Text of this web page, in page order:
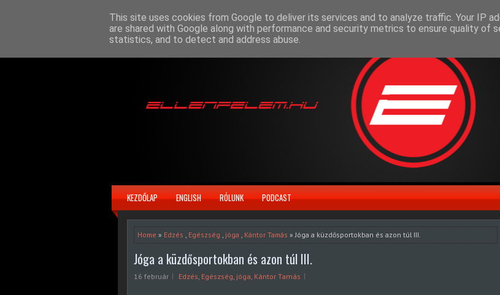
KEZDŐLAP ENGLISH RÓLUNK PODCAST
Home » Edzés , Egészség , jóga , Kántor Tamás » Jóga a küzdősportokban és azon túl III.
Jóga a küzdősportokban és azon túl III.
16 február Edzés, Egészség, jóga, Kántor Tamás
This site uses cookies from Google to deliver its services and to analyze traffic. Your IP
are shared with Google along with performance and security metrics to ensure quality of
statistics, and to detect and address abuse.